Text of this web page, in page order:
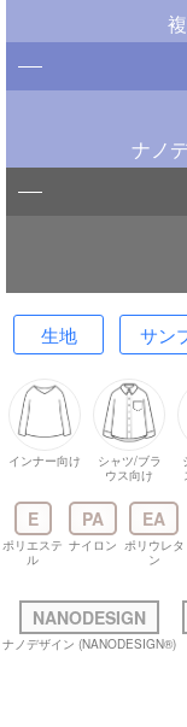
ナノ
生地 サン
インナー向け
シャツ/ブラ
ウス向け
E
ポリエステ
ル
PA
ナイロン
EA
ポリウレタ
ン
NANODESIGN
ナノデザイン (NANODESIGN®)